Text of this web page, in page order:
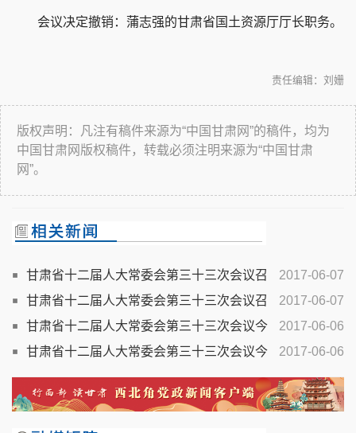
会议决定撤销：蒲志强的甘肃省国土资源厅厅长职务。
责任编辑：刘姗
版权声明：凡注有稿件来源为“中国甘肃网”的稿件，均为
中国甘肃网版权稿件，转载必须注明来源为“中国甘肃
网”。
2017-06-07
甘肃省十二届人大常委会第三十三次会议召
开
2017-06-07
甘肃省十二届人大常委会第三十三次会议召
开
2017-06-06
甘肃省十二届人大常委会第三十三次会议今
日召开
2017-06-06
甘肃省十二届人大常委会第三十三次会议今
日召开